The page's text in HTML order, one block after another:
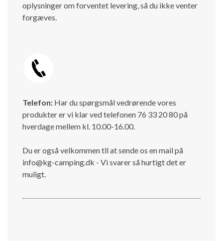
oplysninger om forventet levering, så du ikke venter
forgæves.
Telefon: Har du spørgsmål vedrørende vores
produkter er vi klar ved telefonen 76 33 20 80 på
hverdage mellem kl. 10.00-16.00.
Du er også velkommen tll at sende os en mail på
info@kg-camping.dk - Vi svarer så hurtigt det er
muligt.